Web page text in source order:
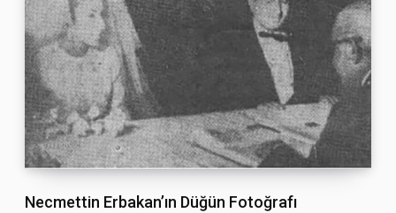
Necmettin Erbakan’ın Düğün Fotoğrafı